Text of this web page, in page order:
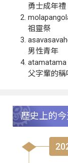
勇士成年禮
祖靈祭
男性青年
atamatama
父字輩的稱
歷史上的今